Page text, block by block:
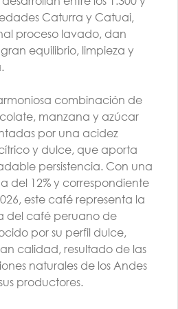
Caturra y Catuai,
proceso lavado, dan
equilibrio, limpieza y
combinación de
manzana y azúcar
por una acidez
y dulce, que aporta
persistencia. Con una
del 12% y correspondiente
este café representa la
del café peruano de
por su perfil dulce,
calidad, resultado de las
naturales de los Andes
productores.